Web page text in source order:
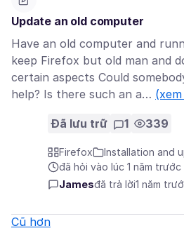
Update an old computer
Have an old computer and
keep Firefox but old man and
certain aspects Could
help? Is there such an a…
Đã lưu trữ 1 339
Firefox
Installation and
đã hỏi vào lúc 1 năm trước
Jamesđã trả lời1 năm
Cũ hơn